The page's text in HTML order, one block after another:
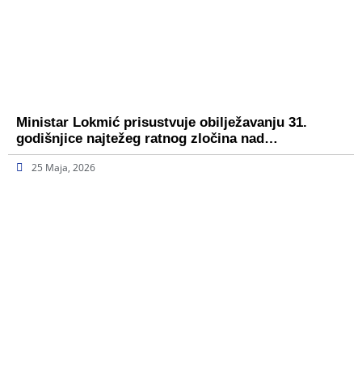
Ministar Lokmić prisustvuje obilježavanju 31.
godišnjice najtežeg ratnog zločina nad…
25 Maja, 2026